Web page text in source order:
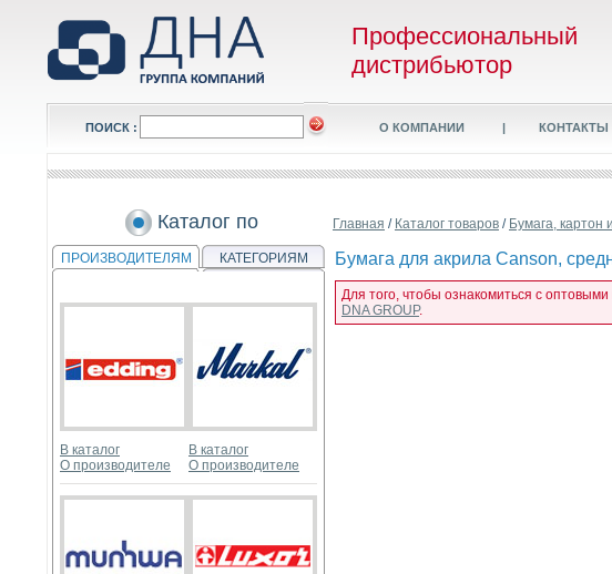
Профессиональный
дистрибьютор
ПОИСК : О КОМПАНИИ | КОНТАКТЫ
Каталог по
ПРОИЗВОДИТЕЛЯМ КАТЕГОРИЯМ
В каталог
О производителе
В каталог
О производителе
Главная / Каталог товаров / Бумага, картон
Бумага для акрила Canson,
Для того, чтобы ознакомиться с
DNA GROUP.